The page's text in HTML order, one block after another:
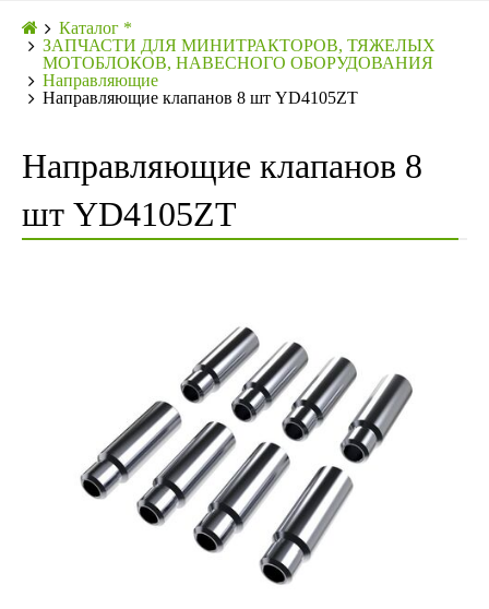
Каталог *
ЗАПЧАСТИ ДЛЯ МИНИТРАКТОРОВ, ТЯЖЕЛЫХ
МОТОБЛОКОВ, НАВЕСНОГО ОБОРУДОВАНИЯ
Направляющие
Направляющие клапанов 8 шт YD4105ZT
Направляющие клапанов 8
шт YD4105ZT